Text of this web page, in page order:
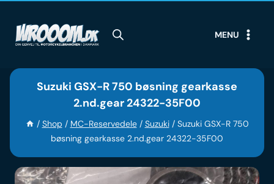
content
MENU
Suzuki GSX-R 750 bøsning gearkasse
2.nd.gear 24322-35F00
/ Shop / MC-Reservedele / Suzuki / Suzuki GSX-R 750
bøsning gearkasse 2.nd.gear 24322-35F00